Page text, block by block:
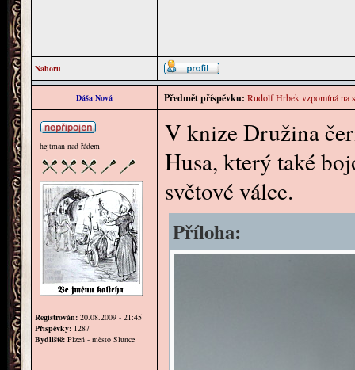
Nahoru
Dáša Nová Předmět příspěvku: Rudolf Hrbek vzpomíná na
hejtman nad řádem
Registrován: 20.08.2009 - 21:45
Příspěvky: 1287
Bydliště: Plzeň - město Slunce
V knize Družina
Husa, který také
světové válce.
Příloha: